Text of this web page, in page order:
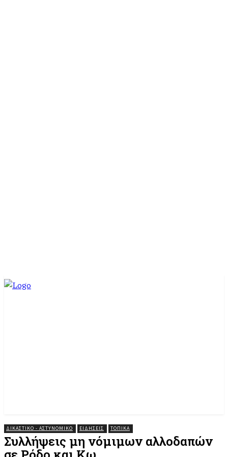
ΔΙΚΑΣΤΙΚΟ - ΑΣΤΥΝΟΜΙΚΟ ΕΙΔΗΣΕΙΣ ΤΟΠΙΚΆ
Συλλήψεις μη νόμιμων αλλοδαπών